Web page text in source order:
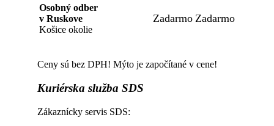
Osobný odber
v Ruskove
Košice okolie
Zadarmo Zadarmo
Ceny sú bez DPH! Mýto je započítané v cene!
Kuriérska služba SDS
Zákaznícky servis SDS: